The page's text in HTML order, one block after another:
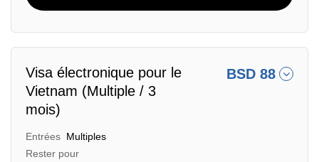
Visa électronique pour le
Vietnam (Multiple / 3
mois)
BSD 88
Entrées Multiples
Rester pour